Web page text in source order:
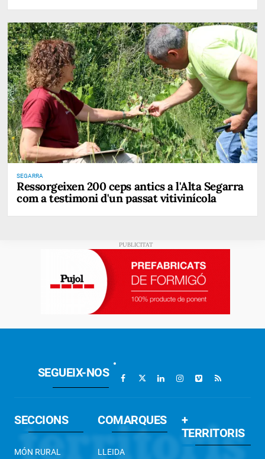
SEGARRA
Ressorgeixen 200 ceps antics a l'Alta Segarra
com a testimoni d'un passat vitivinícola
SEGUEIX-NOS
SECCIONS
MÓN RURAL
COMARQUES
LLEIDA
+
TERRITORIS